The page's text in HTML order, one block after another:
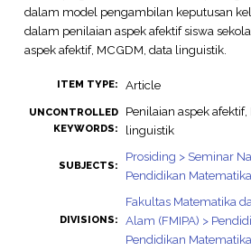
dalam model pengambilan keputusan
dalam penilaian aspek afektif siswa
aspek afektif, MCGDM, data linguistik.
ITEM TYPE: Article
UNCONTROLLED
KEYWORDS:
Penilaian aspek
linguistik
SUBJECTS:
Prosiding > Seminar
Pendidikan
DIVISIONS:
Fakultas Matematika
Alam (FMIPA) >
Pendidikan Matematika